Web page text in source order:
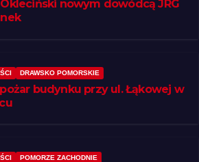
nowym dowódcą JRG
DRAWSKO POMORSKIE
budynku przy ul. Łąkowej w
POMORZE ZACHODNIE